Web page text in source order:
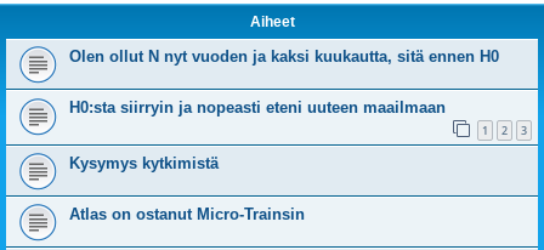
Aiheet
Olen ollut N nyt vuoden ja kaksi kuukautta, sitä ennen H0
H0:sta siirryin ja nopeasti eteni uuteen maailmaan
1 2 3
Kysymys kytkimistä
Atlas on ostanut Micro-Trainsin